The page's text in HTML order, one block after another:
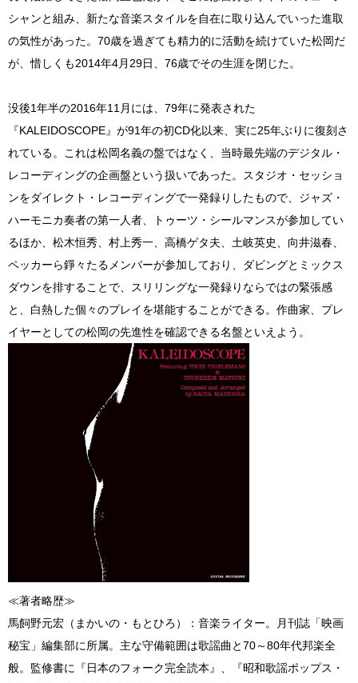
シャンと組み、新たな音楽スタイルを自在に取り込んでいった進取
の気性があった。70歳を過ぎても精力的に活動を続けていた松岡だ
が、惜しくも2014年4月29日、76歳でその生涯を閉じた。
没後1年半の2016年11月には、79年に発表された
『KALEIDOSCOPE』が91年の初CD化以来、実に25年ぶりに復刻さ
れている。これは松岡名義の盤ではなく、当時最先端のデジタル・
レコーディングの企画盤という扱いであった。スタジオ・セッショ
ンをダイレクト・レコーディングで一発録りしたもので、ジャズ・
ハーモニカ奏者の第一人者、トゥーツ・シールマンスが参加してい
るほか、松木恒秀、村上秀一、高橋ゲタ夫、土岐英史、向井滋春、
ペッカーら錚々たるメンバーが参加しており、ダビングとミックス
ダウンを排することで、スリリングな一発録りならではの緊張感
と、白熱した個々のプレイを堪能することができる。作曲家、プレ
イヤーとしての松岡の先進性を確認できる名盤といえよう。
≪著者略歴≫
馬飼野元宏（まかいの・もとひろ）：音楽ライター。月刊誌「映画
秘宝」編集部に所属。主な守備範囲は歌謡曲と70～80年代邦楽全
般。監修書に『日本のフォーク完全読本』、『昭和歌謡ポップス・